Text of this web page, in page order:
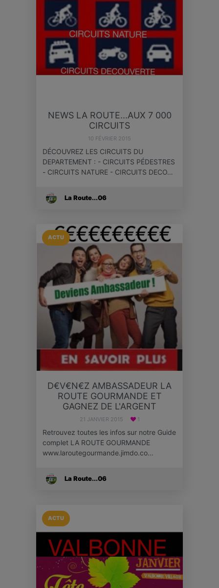
NEWS LA ROUTE...AUX 7 000
CIRCUITS
10 FÉVRIER 2015
DÉCOUVREZ LES CIRCUITS DU
DEPARTEMENT : - CIRCUITS PÉDESTRES
- CIRCUITS NATURE - CIRCUITS DECO…
La Route...06
ACTU
D€V€N€Z AMBASSADEUR LA
ROUTE GOURMANDE ET
GAGNEZ DE L'ARGENT
21 JANVIER 2015 1
Retrouvez toutes les infos sur notre Guide
complet LA ROUTE GOURMANDE
www.laroutegourmande.jimdo.co…
La Route...06
ACTU